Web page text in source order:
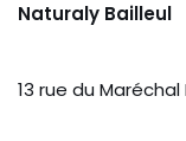
Naturaly Bailleul
13 rue du Maréchal